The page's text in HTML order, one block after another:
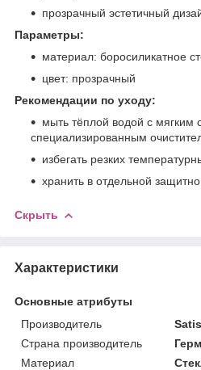
прозрачный эстетичный
Параметры:
материал: боросиликатное
цвет: прозрачный
Рекомендации по уходу:
мыть тёплой водой с мягким
специализированным
избегать резких
хранить в отдельной
Скрыть
Характеристики
Основные атрибуты
Производитель
Страна производитель
Материал